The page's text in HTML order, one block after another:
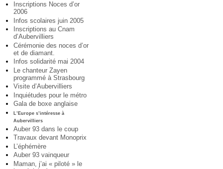
Inscriptions Noces d’or
2006
Infos scolaires juin 2005
Inscriptions au Cnam
d’Aubervilliers
Cérémonie des noces d’or
et de diamant.
Infos solidarité mai 2004
Le chanteur Zayen
programmé à Strasbourg
Visite d’Aubervilliers
Inquiétudes pour le métro
Gala de boxe anglaise
L’Europe s’intéresse à
Aubervilliers
Auber 93 dans le coup
Travaux devant Monoprix
L’éphémère
Auber 93 vainqueur
Maman, j’ai « piloté » le